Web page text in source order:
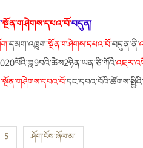
སྔོན་གཤེགས་དཔའ་བོ་བདུན།
དམག་འཁྲུག་སྔོན་གཤེགས་དཔའ་བོ་བདུན་ནི་
འཇར་
སྔོན་གཤེགས་དཔའ་བོ་
5 ཤོག་ངོས་ཞོལ་མ།